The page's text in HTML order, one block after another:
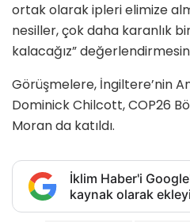
ortak olarak ipleri elimize
nesiller, çok daha karanlık
kalacağız”
Görüşmelere, İngiltere’nin
Dominick Chilcott, COP26
Moran da katıldı.
İklim Haber'i
kaynak olarak